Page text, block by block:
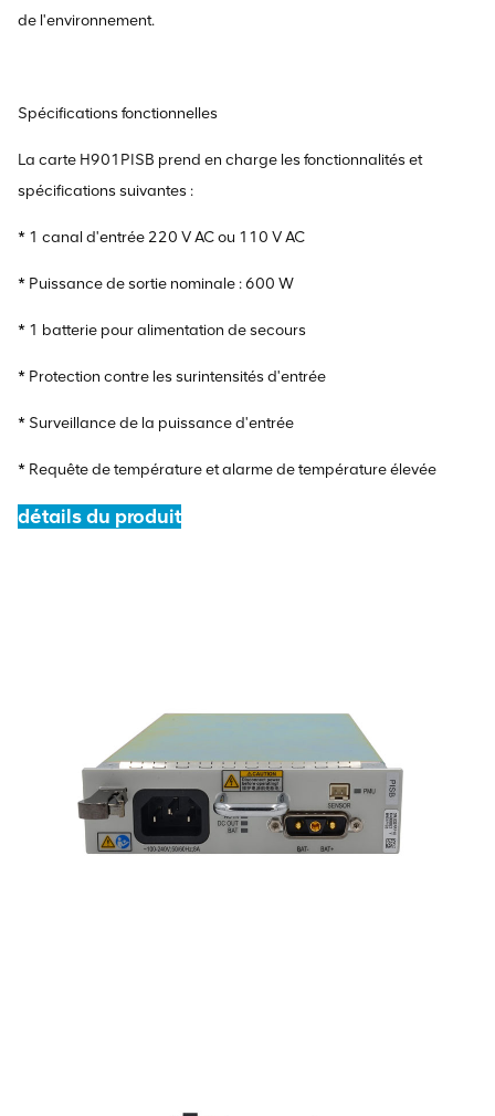
de l'environnement.
Spécifications fonctionnelles
La carte H901PISB prend en charge les fonctionnalités et
spécifications suivantes :
* 1 canal d'entrée 220 V AC ou 110 V AC
* Puissance de sortie nominale : 600 W
* 1 batterie pour alimentation de secours
* Protection contre les surintensités d'entrée
* Surveillance de la puissance d'entrée
* Requête de température et alarme de température élevée
détails du produit